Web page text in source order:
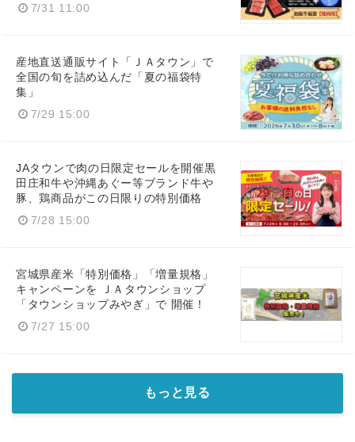
7/31 11:00
産地直送通販サイト「ＪＡタウン」で
全国の旬を詰め込んだ「夏の福袋特
集」
7/29 15:00
JAタウンで肉の日限定セールを開催黒
田庄和牛や沖縄あぐー等ブランド牛や
豚、鶏商品がこの日限りの特別価格
7/28 15:00
宮城県産米「特別価格」「増量規格」
キャンペーンを ＪＡタウンショップ
「タウンショップみやぎ」で 開催！
7/27 15:00
もっと見る